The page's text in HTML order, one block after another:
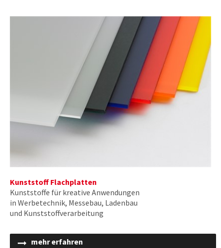
Kunststoff Flachplatten
Kunststoffe für kreative Anwendungen
in Werbetechnik, Messebau, Ladenbau
und Kunststoffverarbeitung
mehr erfahren